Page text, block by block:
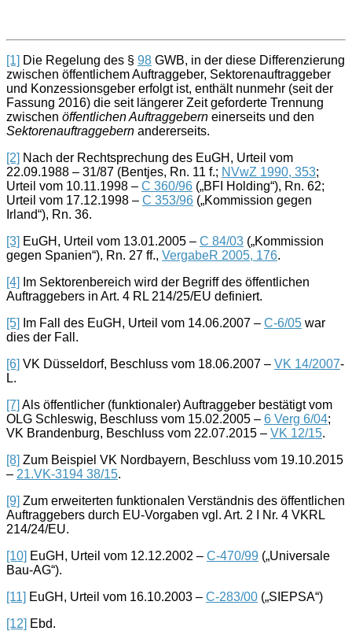
[1] Die Regelung des § 98 GWB, in der diese Differenzierung
zwischen öffentlichem Auftraggeber, Sektorenauftraggeber
und Konzessionsgeber erfolgt ist, enthält nunmehr (seit der
Fassung 2016) die seit längerer Zeit geforderte Trennung
zwischen öffentlichen Auftraggebern einerseits und den
Sektorenauftraggebern andererseits.
[2] Nach der Rechtsprechung des EuGH, Urteil vom
22.09.1988 – 31/87 (Bentjes, Rn. 11 f.; NVwZ 1990, 353;
Urteil vom 10.11.1998 – C 360/96 („BFI Holding“), Rn. 62;
Urteil vom 17.12.1998 – C 353/96 („Kommission gegen
Irland“), Rn. 36.
[3] EuGH, Urteil vom 13.01.2005 – C 84/03 („Kommission
gegen Spanien“), Rn. 27 ff., VergabeR 2005, 176.
[4]
Im Sektorenbereich wird der Begriff des öffentlichen
Auftraggebers in Art. 4 RL 214/25/EU definiert.
[5]
Im Fall des EuGH, Urteil vom 14.06.2007 – C-6/05 war
dies der Fall.
[6] VK Düsseldorf, Beschluss vom 18.06.2007 – VK 14/2007-
L.
[7] Als öffentlicher (funktionaler) Auftraggeber bestätigt vom
OLG Schleswig, Beschluss vom 15.02.2005 – 6 Verg 6/04;
VK Brandenburg, Beschluss vom 22.07.2015 – VK 12/15.
[8] Zum Beispiel VK Nordbayern, Beschluss vom 19.10.2015
– 21.VK-3194 38/15.
[9] Zum erweiterten funktionalen Verständnis des öffentlichen
Auftraggebers durch EU-Vorgaben vgl. Art. 2 I Nr. 4 VKRL
214/24/EU.
[10] EuGH, Urteil vom 12.12.2002 – C-470/99 („Universale
Bau-AG“).
[11] EuGH, Urteil vom 16.10.2003 – C-283/00 („SIEPSA“)
[12] Ebd.